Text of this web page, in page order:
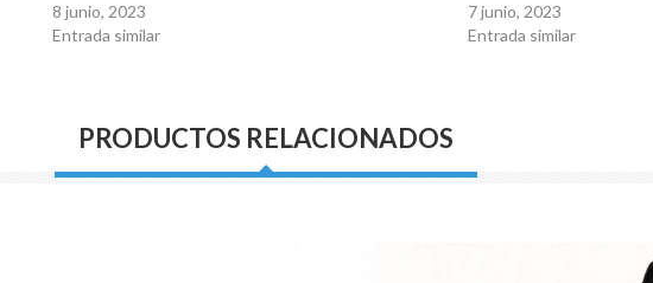
8 junio, 2023
Entrada similar
7 junio, 2023
Entrada similar
PRODUCTOS RELACIONADOS